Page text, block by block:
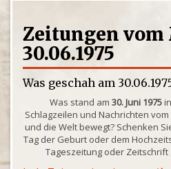
Zeitungen vom
30.06.1975
Was geschah am
Was stand am 30. Juni 1975
Schlagzeilen und Nachrichten
und die Welt bewegt? Schenken
Tag der Geburt oder dem
Tageszeitung oder Zeitschrift